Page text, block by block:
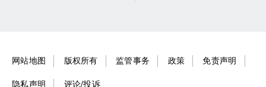
网站地图 版权所有 监管事务 政策 免责声明
隐私声明 评论/投诉